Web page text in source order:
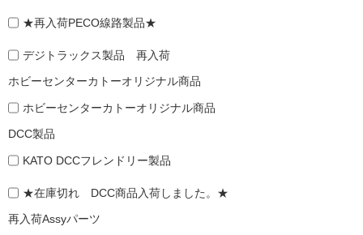
★再入荷PECO線路製品★
デジトラックス製品 再入荷
ホビーセンターカトーオリジナル商品
ホビーセンターカトーオリジナル商品
DCC製品
KATO DCCフレンドリー製品
★在庫切れ DCC商品入荷しました。★
再入荷Assyパーツ